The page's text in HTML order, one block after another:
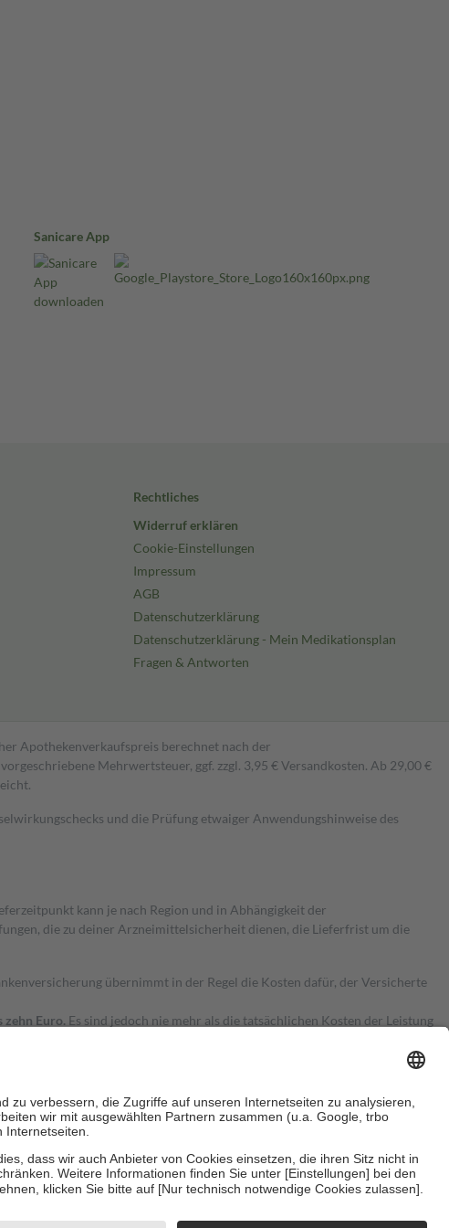
Sanicare App
Rechtliches
Widerruf erklären
Cookie-Einstellungen
Impressum
AGB
Datenschutzerklärung
Datenschutzerklärung - Mein Medikationsplan
Fragen & Antworten
Apothekenverkaufspreis berechnet nach der
Mehrwertsteuer, ggf. zzgl. 3,95 € Versandkosten. Ab 29,00 €
und die Prüfung etwaiger Anwendungshinweise des
kann je nach Region und in Abhängigkeit der
die zu deiner Arzneimittelsicherheit dienen, die Lieferfrist um die
übernimmt in der Regel die Kosten dafür, der Versicherte
zehn Euro. Es sind jedoch nie mehr als die tatsächlichen Kosten der Leistung
keine Zuzahlungen an bei: